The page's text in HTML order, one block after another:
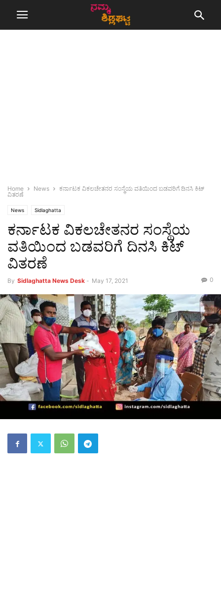
Home News
ಕರ್ನಾಟಕ ವಿಕಲಚೇತನರ ಸಂಸ್ಥೆಯ ವತಿಯಿಂದ ಬಡವರಿಗೆ ದಿನಸಿ ಕಿಟ್
ವಿತರಣೆ
News Sidlaghatta
ಕರ್ನಾಟಕ ವಿಕಲಚೇತನರ ಸಂಸ್ಥೆಯ
ವತಿಯಿಂದ ಬಡವರಿಗೆ ದಿನಸಿ ಕಿಟ್
ವಿತರಣೆ
By Sidlaghatta News Desk - May 17, 2021 0